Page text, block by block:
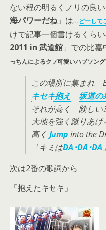
ない程の明るくノリの良
海パワーだね」は…どーして
けで記事一個書けるくら
2011 in 武道館 」での比
っちんによるクソ可愛いハブソン
この場所に集まれ
キセキ抱え
坂道の
それが高く 険しい
大地を強く蹴りあげ
高く Jump into the
「キミはDA･DA･DA 」
次は2番の歌詞から
「抱えたキセキ」